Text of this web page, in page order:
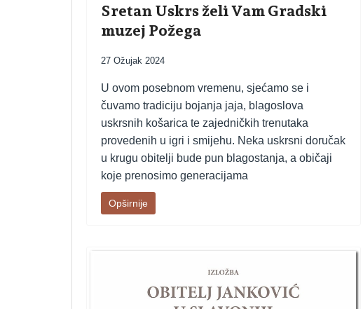
Sretan Uskrs želi Vam Gradski
muzej Požega
27 Ožujak 2024
U ovom posebnom vremenu, sjećamo se i
čuvamo tradiciju bojanja jaja, blagoslova
uskrsnih košarica te zajedničkih trenutaka
provedenih u igri i smijehu. Neka uskrsni doručak
u krugu obitelji bude pun blagostanja, a običaji
koje prenosimo generacijama
Opširnije